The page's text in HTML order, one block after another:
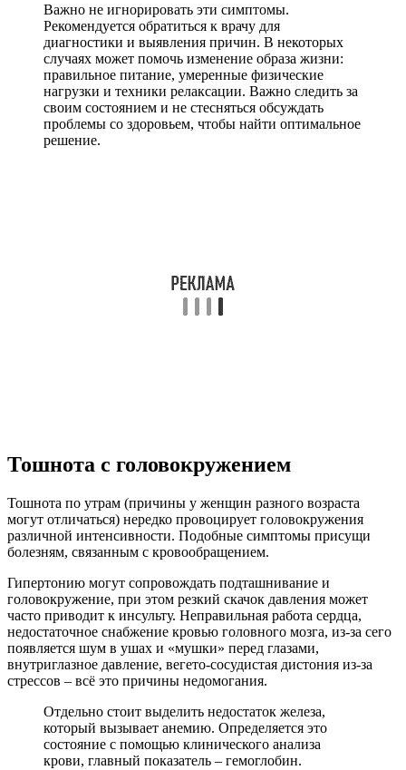
Важно не игнорировать эти симптомы.
Рекомендуется обратиться к врачу для
диагностики и выявления причин. В некоторых
случаях может помочь изменение образа жизни:
правильное питание, умеренные физические
нагрузки и техники релаксации. Важно следить за
своим состоянием и не стесняться обсуждать
проблемы со здоровьем, чтобы найти оптимальное
решение.
Тошнота с головокружением
Тошнота по утрам (причины у женщин разного возраста
могут отличаться) нередко провоцирует головокружения
различной интенсивности. Подобные симптомы присущи
болезням, связанным с кровообращением.
Гипертонию могут сопровождать подташнивание и
головокружение, при этом резкий скачок давления может
часто приводит к инсульту. Неправильная работа сердца,
недостаточное снабжение кровью головного мозга, из-за сего
появляется шум в ушах и «мушки» перед глазами,
внутриглазное давление, вегето-сосудистая дистония из-за
стрессов – всё это причины недомогания.
Отдельно стоит выделить недостаток железа,
который вызывает анемию. Определяется это
состояние с помощью клинического анализа
крови, главный показатель – гемоглобин.